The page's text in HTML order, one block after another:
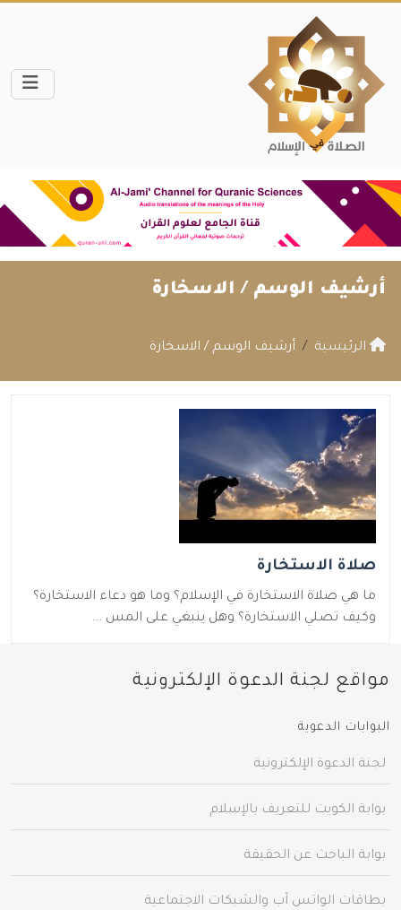
أرشيف الوسم / الاسخارة
الرئيسية أرشيف الوسم / الاسخارة
صلاة الاستخارة
ما هي صلاة الاستخارة في الإسلام؟ وما هو دعاء الاستخارة؟
وكيف تصلي الاستخارة؟ وهل ينبغي على المس ...
مواقع لجنة الدعوة الإلكترونية
البوابات الدعوية
لجنة الدعوة الإلكترونية
بوابة الكويت للتعريف بالإسلام
بوابة الباحث عن الحقيقة
بطاقات الواتس آب والشبكات الاجتماعية